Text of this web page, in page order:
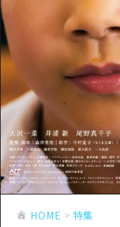
スポ
ナイ
世界
学び
定番
歴史
癒し
自然
備後
備北
芸北
宮島
山口
弾丸
日帰
備北
芸北
宮島
山口
愛媛
島根
お役
アク
二次
施設
お得
手荷
広島
HOME
新着情報
お問い合わ
事業者・学
HOME 特集